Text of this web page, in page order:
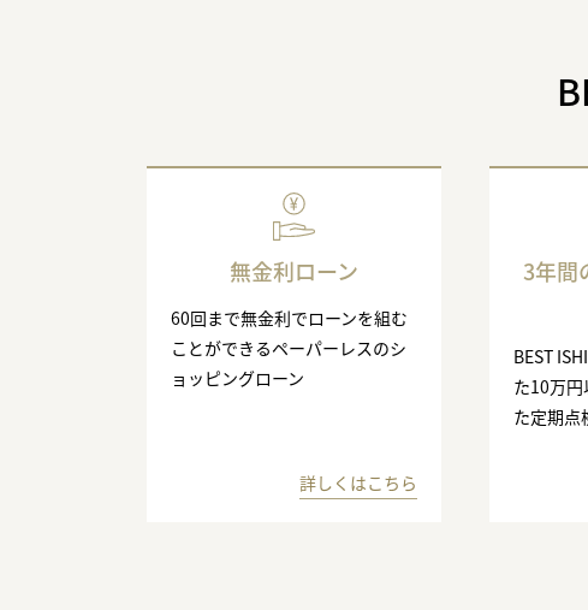
無金利ローン
60回まで無金利でローンを組む
ことができるペーパーレスのシ
ョッピングローン
詳しくはこちら
3年間
BEST
た10万
た定期点